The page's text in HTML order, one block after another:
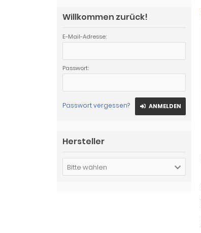
Willkommen zurück!
E-Mail-Adresse:
Passwort:
Passwort vergessen? ANMELDEN
Hersteller
Bitte wählen